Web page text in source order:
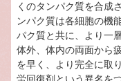
くのタンパク質を合成
ンパク質は各細胞の機
パク質と共に、より一
体外、体内の両面から
を早く、より完全に取